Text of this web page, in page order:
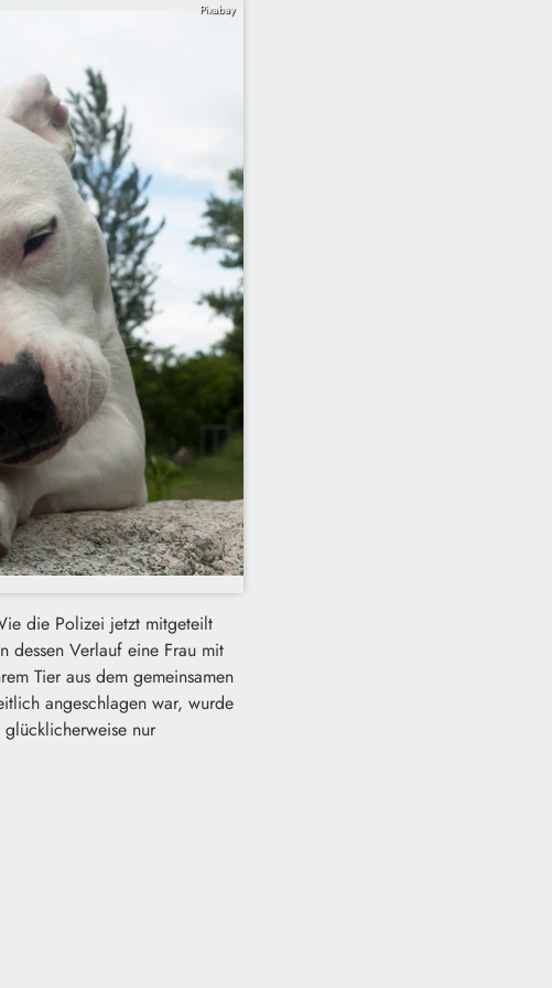
Pixabay
die Polizei jetzt mitgeteilt
dessen Verlauf eine Frau mit
Tier aus dem gemeinsamen
angeschlagen war, wurde
nur